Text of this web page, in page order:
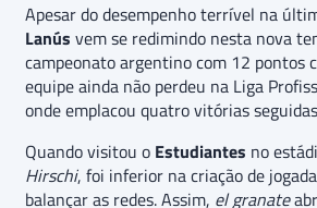
Apesar do desempenho terrível na
Lanús vem se redimindo nesta nova
campeonato argentino com 12 pontos
equipe ainda não perdeu na Liga
onde emplacou quatro vitórias
Quando visitou o Estudiantes no
Hirschi, foi inferior na criação de
balançar as redes. Assim, el granate